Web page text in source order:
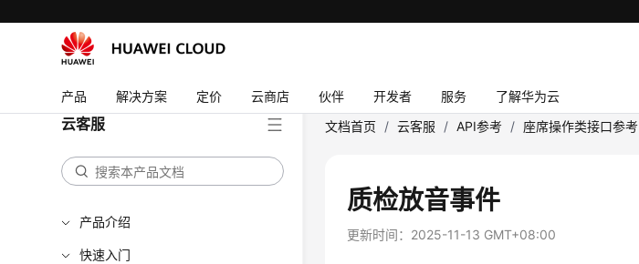
产品 解决方案 定价 云商店 伙伴 开发者 服务 了解华为云
云客服
产品介绍
快速入门
文档首页 / 云客服 / API参考 / 座席操作类接口参考
质检放音事件
更新时间： 2025-11-13 GMT+08:00